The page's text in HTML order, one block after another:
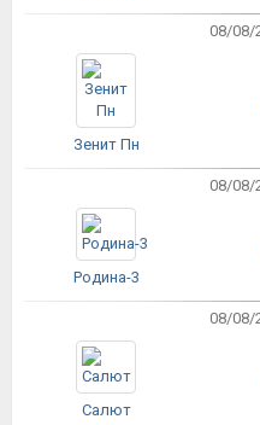
08/08/
Зенит Пн
08/08/
Родина-3
08/08/
Салют